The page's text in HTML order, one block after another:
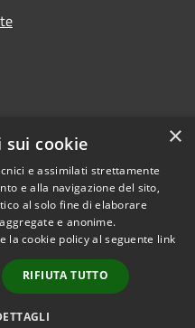
Copyright © 2026 • Comune di
Longarone • Powered by
Municipium•
Accesso
redazione
×
cookie
e assimilati strettamente
e alla navigazione del sito,
al solo fine di elaborare
e anonime.
la cookie policy al seguente link
RIFIUTA TUTTO